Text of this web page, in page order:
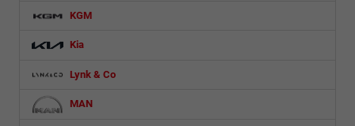
KGM
Kia
Lynk & Co
MAN